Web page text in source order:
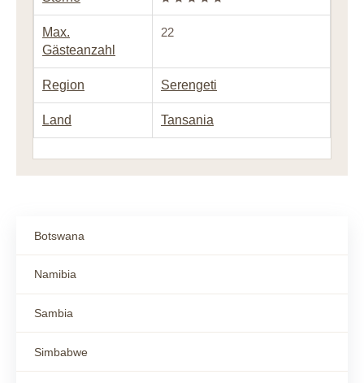
Max.
Gästeanzahl
22
Region Serengeti
Land Tansania
Botswana
Namibia
Sambia
Simbabwe